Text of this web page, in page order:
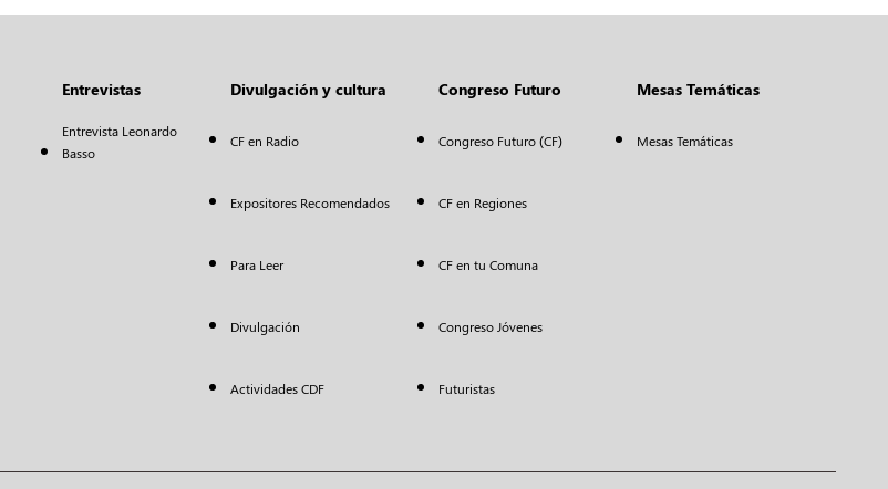
Entrevistas
Entrevista Leonardo
Basso
Divulgación y cultura
CF en Radio
Expositores Recomendados
Para Leer
Divulgación
Actividades CDF
Congreso Futuro
Congreso Futuro (CF)
CF en Regiones
CF en tu Comuna
Congreso Jóvenes
Futuristas
Mesas Temáticas
Mesas Temáticas